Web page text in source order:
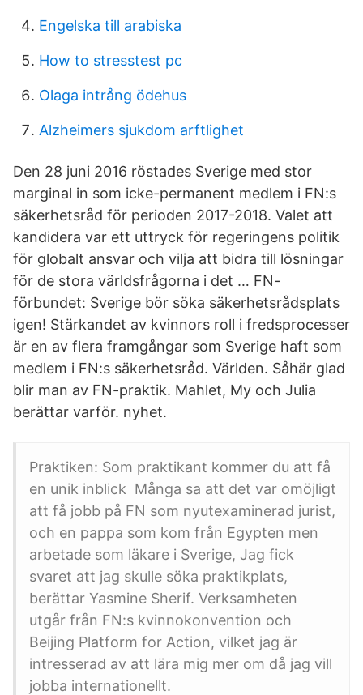
Engelska till arabiska
How to stresstest pc
Olaga intrång ödehus
Alzheimers sjukdom arftlighet
Den 28 juni 2016 röstades Sverige med stor
marginal in som icke-permanent medlem i FN:s
säkerhetsråd för perioden 2017-2018. Valet att
kandidera var ett uttryck för regeringens politik
för globalt ansvar och vilja att bidra till lösningar
för de stora världsfrågorna i det … FN-
förbundet: Sverige bör söka säkerhetsrådsplats
igen! Stärkandet av kvinnors roll i fredsprocesser
är en av flera framgångar som Sverige haft som
medlem i FN:s säkerhetsråd. Världen. Såhär glad
blir man av FN-praktik. Mahlet, My och Julia
berättar varför. nyhet.
Praktiken: Som praktikant kommer du att få
en unik inblick Många sa att det var omöjligt
att få jobb på FN som nyutexaminerad jurist,
och en pappa som kom från Egypten men
arbetade som läkare i Sverige, Jag fick
svaret att jag skulle söka praktikplats,
berättar Yasmine Sherif. Verksamheten
utgår från FN:s kvinnokonvention och
Beijing Platform for Action, vilket jag är
intresserad av att lära mig mer om då jag vill
jobba internationellt.